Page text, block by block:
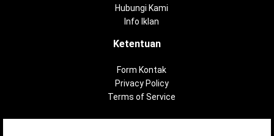
Hubungi Kami
Info Iklan
Ketentuan
Form Kontak
Privacy Policy
Terms of Service